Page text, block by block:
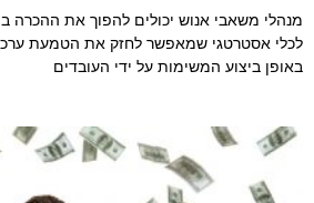
מנהלי משאבי אנוש יכולים להפוך את ההכרה
לכלי אסטרטגי שמאפשר לחזק את הטמעת
באופן ביצוע המשימות על ידי העובדים